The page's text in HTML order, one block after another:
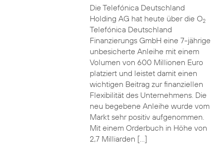
Die Telefónica Deutschland
Holding AG hat heute über die O2
Telefónica Deutschland
Finanzierungs GmbH eine 7-jährige
unbesicherte Anleihe mit einem
Volumen von 600 Millionen Euro
platziert und leistet damit einen
wichtigen Beitrag zur finanziellen
Flexibilität des Unternehmens. Die
neu begebene Anleihe wurde vom
Markt sehr positiv aufgenommen.
Mit einem Orderbuch in Höhe von
2,7 Milliarden […]